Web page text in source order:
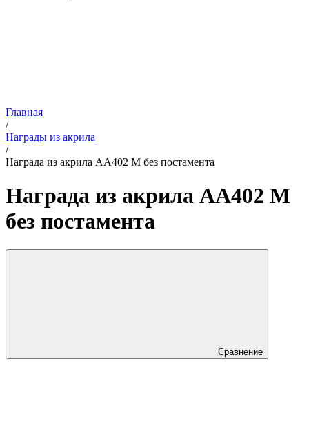
Главная
/
Награды из акрила
/
Награда из акрила AA402 M без постамента
Награда из акрила AA402 M
без постамента
Сравнение